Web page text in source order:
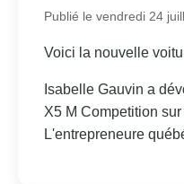
Publié le vendredi 24
Voici la nouvelle
Isabelle Gauvin a
X5 M Competition
L'entrepreneure